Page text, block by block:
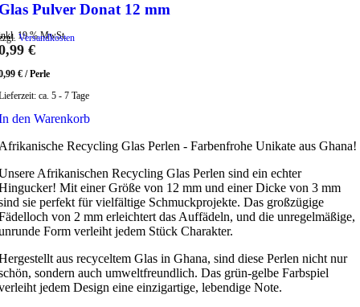
Pulver Donat 12 mm
19 % MwSt.
Versandkosten
€
€ /Perle
ca. 5 - 7 Tage
den Warenkorb
Recycling Glas Perlen - Farbenfrohe Unikate aus Ghana!
Afrikanischen Recycling Glas Perlen sind ein echter
Mit einer Größe von 12 mm und einer Dicke von 3 mm
sie perfekt für vielfältige Schmuckprojekte. Das großzügige
von 2 mm erleichtert das Auffädeln, und die unregelmäßige,
Form verleiht jedem Stück Charakter.
aus recyceltem Glas in Ghana, sind diese Perlen nicht nur
sondern auch umweltfreundlich. Das grün-gelbe Farbspiel
jedem Design eine einzigartige, lebendige Note.